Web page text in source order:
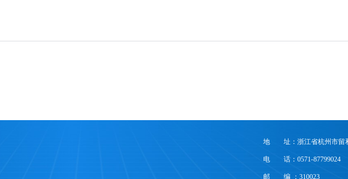
地 址：浙江省杭州市留
电 话：0571-87799024
邮 编 ：310023